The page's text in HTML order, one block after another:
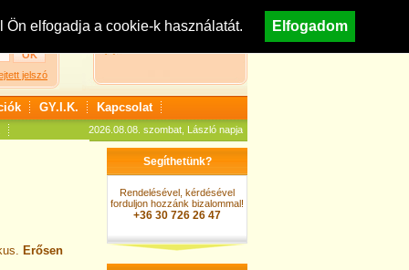
elfogadja a cookie-k használatát. Elfogadom
jelszó
Nézzen körül áruházunkban!
GY.I.K. Kapcsolat
2026.08.08. szombat, László napja
Erősen
Segíthetünk?
Rendelésével, kérdésével
forduljon hozzánk bizalommal!
+36 30 726 26 47